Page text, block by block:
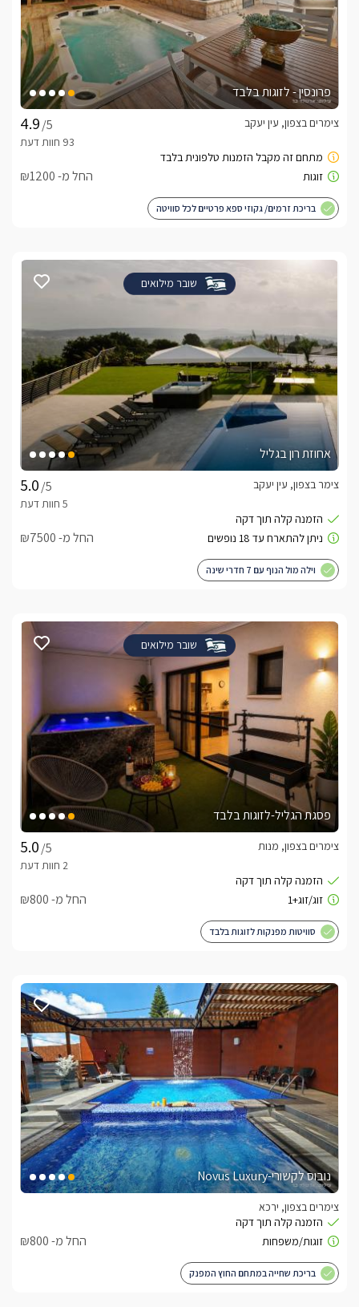
פרונסין - לזוגות בלבד
/5
צימרים בצפון, עין יעקב
החל מ- ₪1200
בריכת זרמים/ גקוזי ספא פרטיים לכל סוויטה
שובר מילואים
אחוזת רון בגליל
/5
צימר בצפון, עין יעקב
החל מ- ₪7500
וילה מול הנוף עם 7 חדרי שינה
שובר מילואים
פסגת הגליל-לזוגות בלבד
/5
צימרים בצפון, מנות
החל מ- ₪800
סוויטות מפנקות לזוגות בלבד
נובוס לקשורי-Novus Luxury
צימרים בצפון, ירכא
החל מ- ₪800
בריכת שחייה במתחם החוץ המפנק